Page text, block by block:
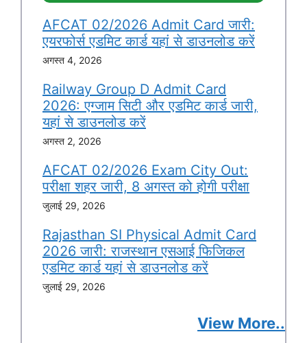
AFCAT 02/2026 Admit Card जारी:
एयरफोर्स एडमिट कार्ड यहां से डाउनलोड करें
अगस्त 4, 2026
Railway Group D Admit Card
2026: एग्जाम सिटी और एडमिट कार्ड जारी,
यहां से डाउनलोड करें
अगस्त 2, 2026
AFCAT 02/2026 Exam City Out:
परीक्षा शहर जारी, 8 अगस्त को होगी परीक्षा
जुलाई 29, 2026
Rajasthan SI Physical Admit Card
2026 जारी: राजस्थान एसआई फिजिकल
एडमिट कार्ड यहां से डाउनलोड करें
जुलाई 29, 2026
View More..